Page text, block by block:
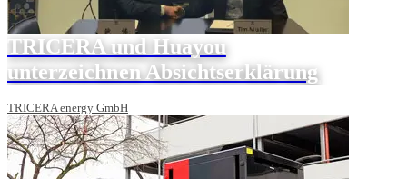
TRICERA und Huayou
unterzeichnen Absichtserklärung
TRICERA energy GmbH